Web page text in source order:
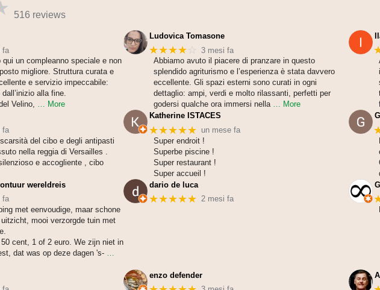
516 reviews
fa
un compleanno speciale e non
migliore. Struttura curata e
e servizio impeccabile:
alla fine.
Velino, … More
Ludovica Tomasone
★★★★☆ 3 mesi fa
Abbiamo avuto il piacere di pranzare in questo
splendido agriturismo e l’esperienza è stata davvero
eccellente. Gli spazi esterni sono curati in ogni
dettaglio: ampi, verdi e molto rilassanti, perfetti per
godersi qualche ora immersi nella … More
fa
del cibo e degli antipasti
nella reggia di Versailles .
e accogliente , cibo
Katherine ISTACES
★★★★★ un mese fa
Super endroit !
Superbe piscine !
Super restaurant !
Super accueil !
wereldreis
fa
met eenvoudige, maar schone
mooi verzorgde tuin met
cent, 1 of 2 euro. We zijn niet in
dat was op deze dagen 's-
dario de luca
★★★★★ 2 mesi fa
enzo defender